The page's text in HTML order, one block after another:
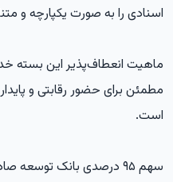
اسنادی را به صورت یکپارچه و
ماهیت انعطاف‌پذیر این بسته
مطمئن برای حضور رقابتی و
است.
سهم ۹۵ درصدی بانک توسعه